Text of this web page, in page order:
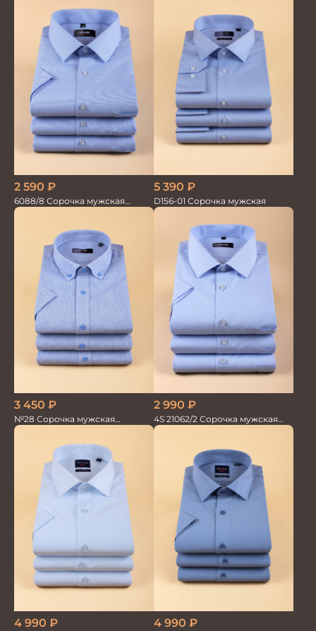
2 590 ₽
6088/8 Сорочка мужская
кор.рукав
5 390 ₽
D156-01 Сорочка мужская
3 450 ₽
№28 Сорочка мужская
кор.рукав
2 990 ₽
4S 21062/2 Сорочка мужская
кор.рукав бамбук
4 990 ₽ 4 990 ₽